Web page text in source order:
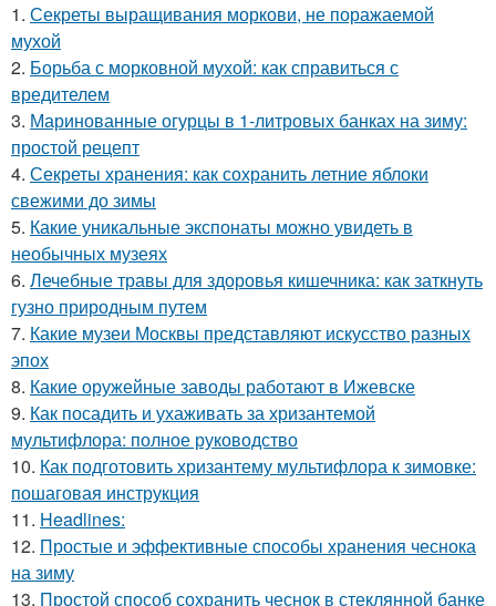
1. Секреты выращивания моркови, не поражаемой
мухой
2. Борьба с морковной мухой: как справиться с
вредителем
3. Маринованные огурцы в 1-литровых банках на зиму:
простой рецепт
4. Секреты хранения: как сохранить летние яблоки
свежими до зимы
5. Какие уникальные экспонаты можно увидеть в
необычных музеях
6. Лечебные травы для здоровья кишечника: как заткнуть
гузно природным путем
7. Какие музеи Москвы представляют искусство разных
эпох
8. Какие оружейные заводы работают в Ижевске
9. Как посадить и ухаживать за хризантемой
мультифлора: полное руководство
10. Как подготовить хризантему мультифлора к зимовке:
пошаговая инструкция
11. Headlines:
12. Простые и эффективные способы хранения чеснока
на зиму
13. Простой способ сохранить чеснок в стеклянной банке